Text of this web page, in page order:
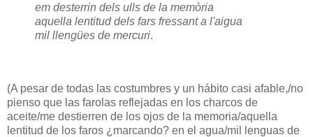
em desterrin dels ulls de la memòria
aquella lentitud dels fars fressant a l'aigua
mil llengües de mercuri.
(A pesar de todas las costumbres y un hábito casi afable,/no
pienso que las farolas reflejadas en los charcos de
aceite/me destierren de los ojos de la memoria/aquella
lentitud de los faros ¿marcando? en el agua/mil lenguas de